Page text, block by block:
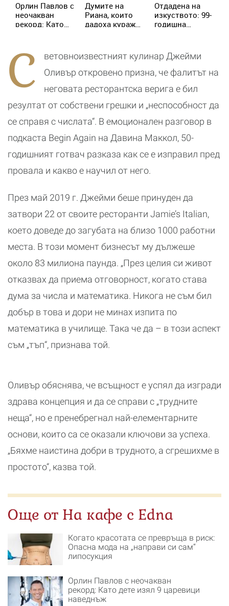
Орлин Павлов с
неочакван
рекорд: Като
наведнъж
Думите на
Риана, които
дадоха кураж
Отдадена на
изкуството: 99-
годишна
преподава
танци
С
ветовноизвестният кулинар Джейми
Оливър откровено призна, че фалитът на
неговата ресторантска верига е бил
резултат от собствени грешки и „неспособност да
се справя с числата“. В емоционален разговор в
подкаста Begin Again на Давина Маккол, 50-
годишният готвач разказа как се е изправил пред
провала и какво е научил от него.
През май 2019 г. Джейми беше принуден да
затвори 22 от своите ресторанти Jamie’s Italian,
което доведе до загубата на близо 1000 работни
места. В този момент бизнесът му дължеше
около 83 милиона паунда. „През целия си живот
отказвах да приема отговорност, когато става
дума за числа и математика. Никога не съм бил
добър в това и дори не минах изпита по
математика в училище. Така че да – в този аспект
съм „тъп“, признава той.
Оливър обяснява, че всъщност е успял да изгради
здрава концепция и да се справи с „трудните
неща“, но е пренебрегнал най-елементарните
основи, които са се оказали ключови за успеха.
„Бяхме наистина добри в трудното, а сгрешихме в
простото“, казва той.
Още от На кафе с Edna
Когато красотата се превръща в риск:
Опасна мода на „направи си сам“
липосукция
Орлин Павлов с неочакван
рекорд: Като дете изял 9 царевици
наведнъж